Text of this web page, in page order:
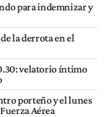
para indemnizar y
la derrota en el
velatorio íntimo
porteño y el lunes
Aérea